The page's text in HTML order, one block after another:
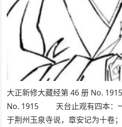
大正新修大藏经第 46 册 No.
No. 1915 天台止观有四本：
于荆州玉泉寺说，章安记为十卷